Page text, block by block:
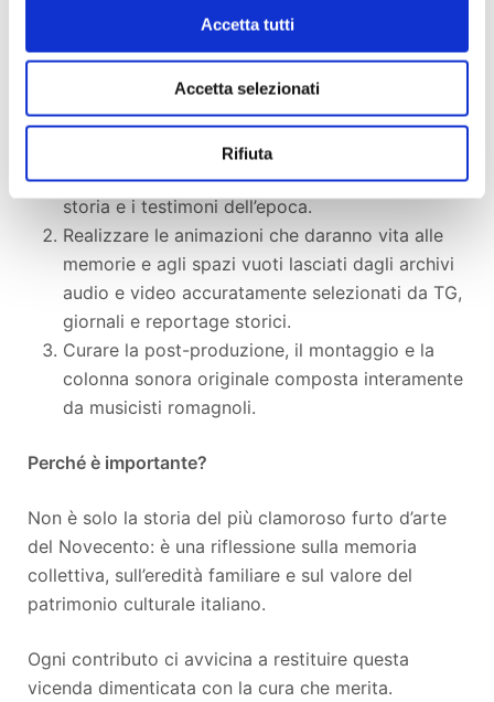
Accetta tutti
Accetta selezionati
Rifiuta
Urbino, le bische clandestine e le colline romagnole
sono il cuore pulsante del nostro racconto.
Con il tuo sostegno ci aiuterai a:
Ultimare le riprese con i protagonisti della
storia e i testimoni dell’epoca.
Realizzare le animazioni che daranno vita alle
memorie e agli spazi vuoti lasciati dagli archivi
audio e video accuratamente selezionati da TG,
giornali e reportage storici.
Curare la post-produzione, il montaggio e la
colonna sonora originale composta interamente
da musicisti romagnoli.
Perché è importante?
Non è solo la storia del più clamoroso furto d’arte
del Novecento: è una riflessione sulla memoria
collettiva, sull’eredità familiare e sul valore del
patrimonio culturale italiano.
Ogni contributo ci avvicina a restituire questa
vicenda dimenticata con la cura che merita.